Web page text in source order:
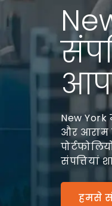
New
और आराम
संपत्तियां
हमसे